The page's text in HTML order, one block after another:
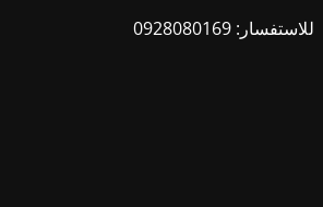
للاستفسار: 0928080169